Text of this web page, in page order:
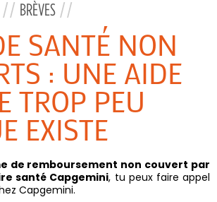
// BRÈVES //
SANTÉ NON
: UNE AIDE
TROP PEU
EXISTE
de remboursement non couvert par
santé Capgemini, tu peux faire appel
Capgemini.